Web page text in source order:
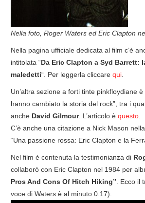
POLICY/COOKIES
Nella foto, Roger Waters ed Eric Clapton
Nella pagina ufficiale dedicata al film c’è
intitolata “Da Eric Clapton a Syd Barrett:
maledetti“. Per leggerla cliccarequi
Un’altra sezione a forti tinte pinkfloydiane
hanno cambiato la storia del rock”, tra i
anche David Gilmour. L’articolo èquesto
C’è anche una citazione a Nick Mason nella
“Una passione rossa: Eric Clapton e la
Nel film è contenuta la testimonianza di
collaborò con Eric Clapton nel 1984 per
Pros And Cons Of Hitch Hiking” . Ecco il
voce di Waters è al minuto 0:17):